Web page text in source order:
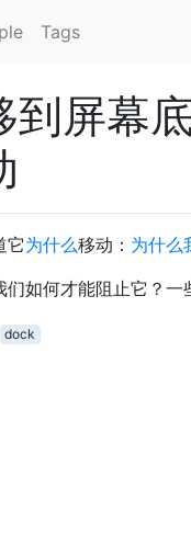
Tags
到屏幕
它为什么移动： 为什么
们如何才能阻止它？一
dock